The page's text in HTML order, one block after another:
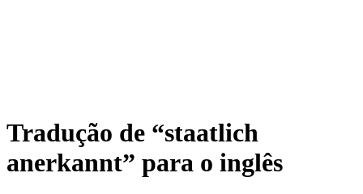
Tradução de “staatlich
anerkannt” para o inglês